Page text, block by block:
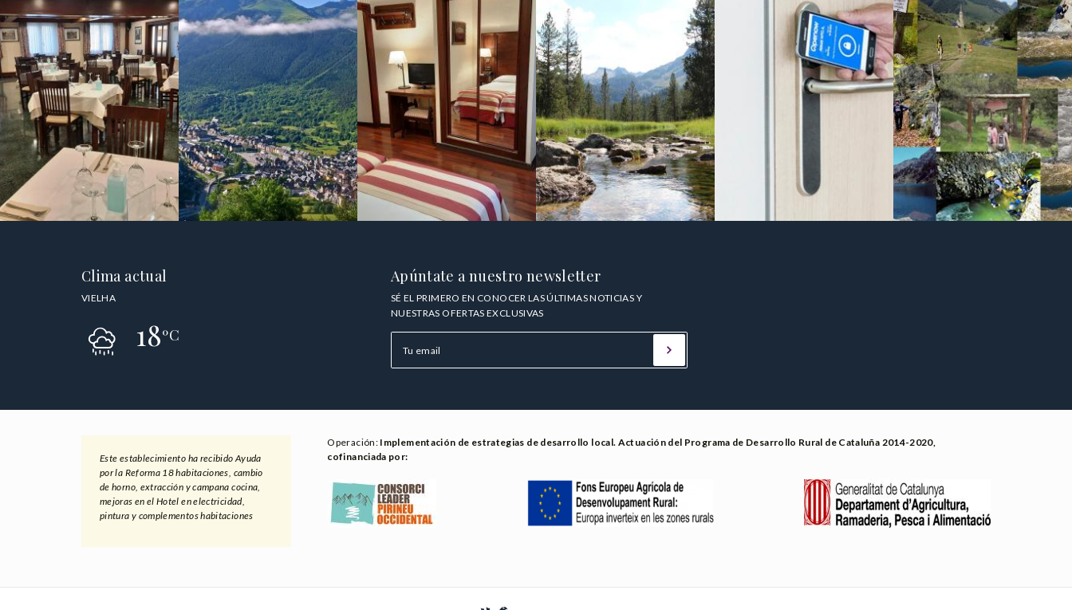
Clima actual
VIELHA
18ºC
Apúntate a nuestro newsletter
SÉ EL PRIMERO EN CONOCER LAS ÚLTIMAS NOTICIAS Y
NUESTRAS OFERTAS EXCLUSIVAS
Este establecimiento ha recibido Ayuda
por la Reforma 18 habitaciones, cambio
de horno, extracción y campana cocina,
mejoras en el Hotel en electricidad,
pintura y complementos habitaciones
Operación: Implementación de estrategias de desarrollo local. Actuación del Programa de Desarrollo Rural de Cataluña 2014-2020,
cofinanciada por: